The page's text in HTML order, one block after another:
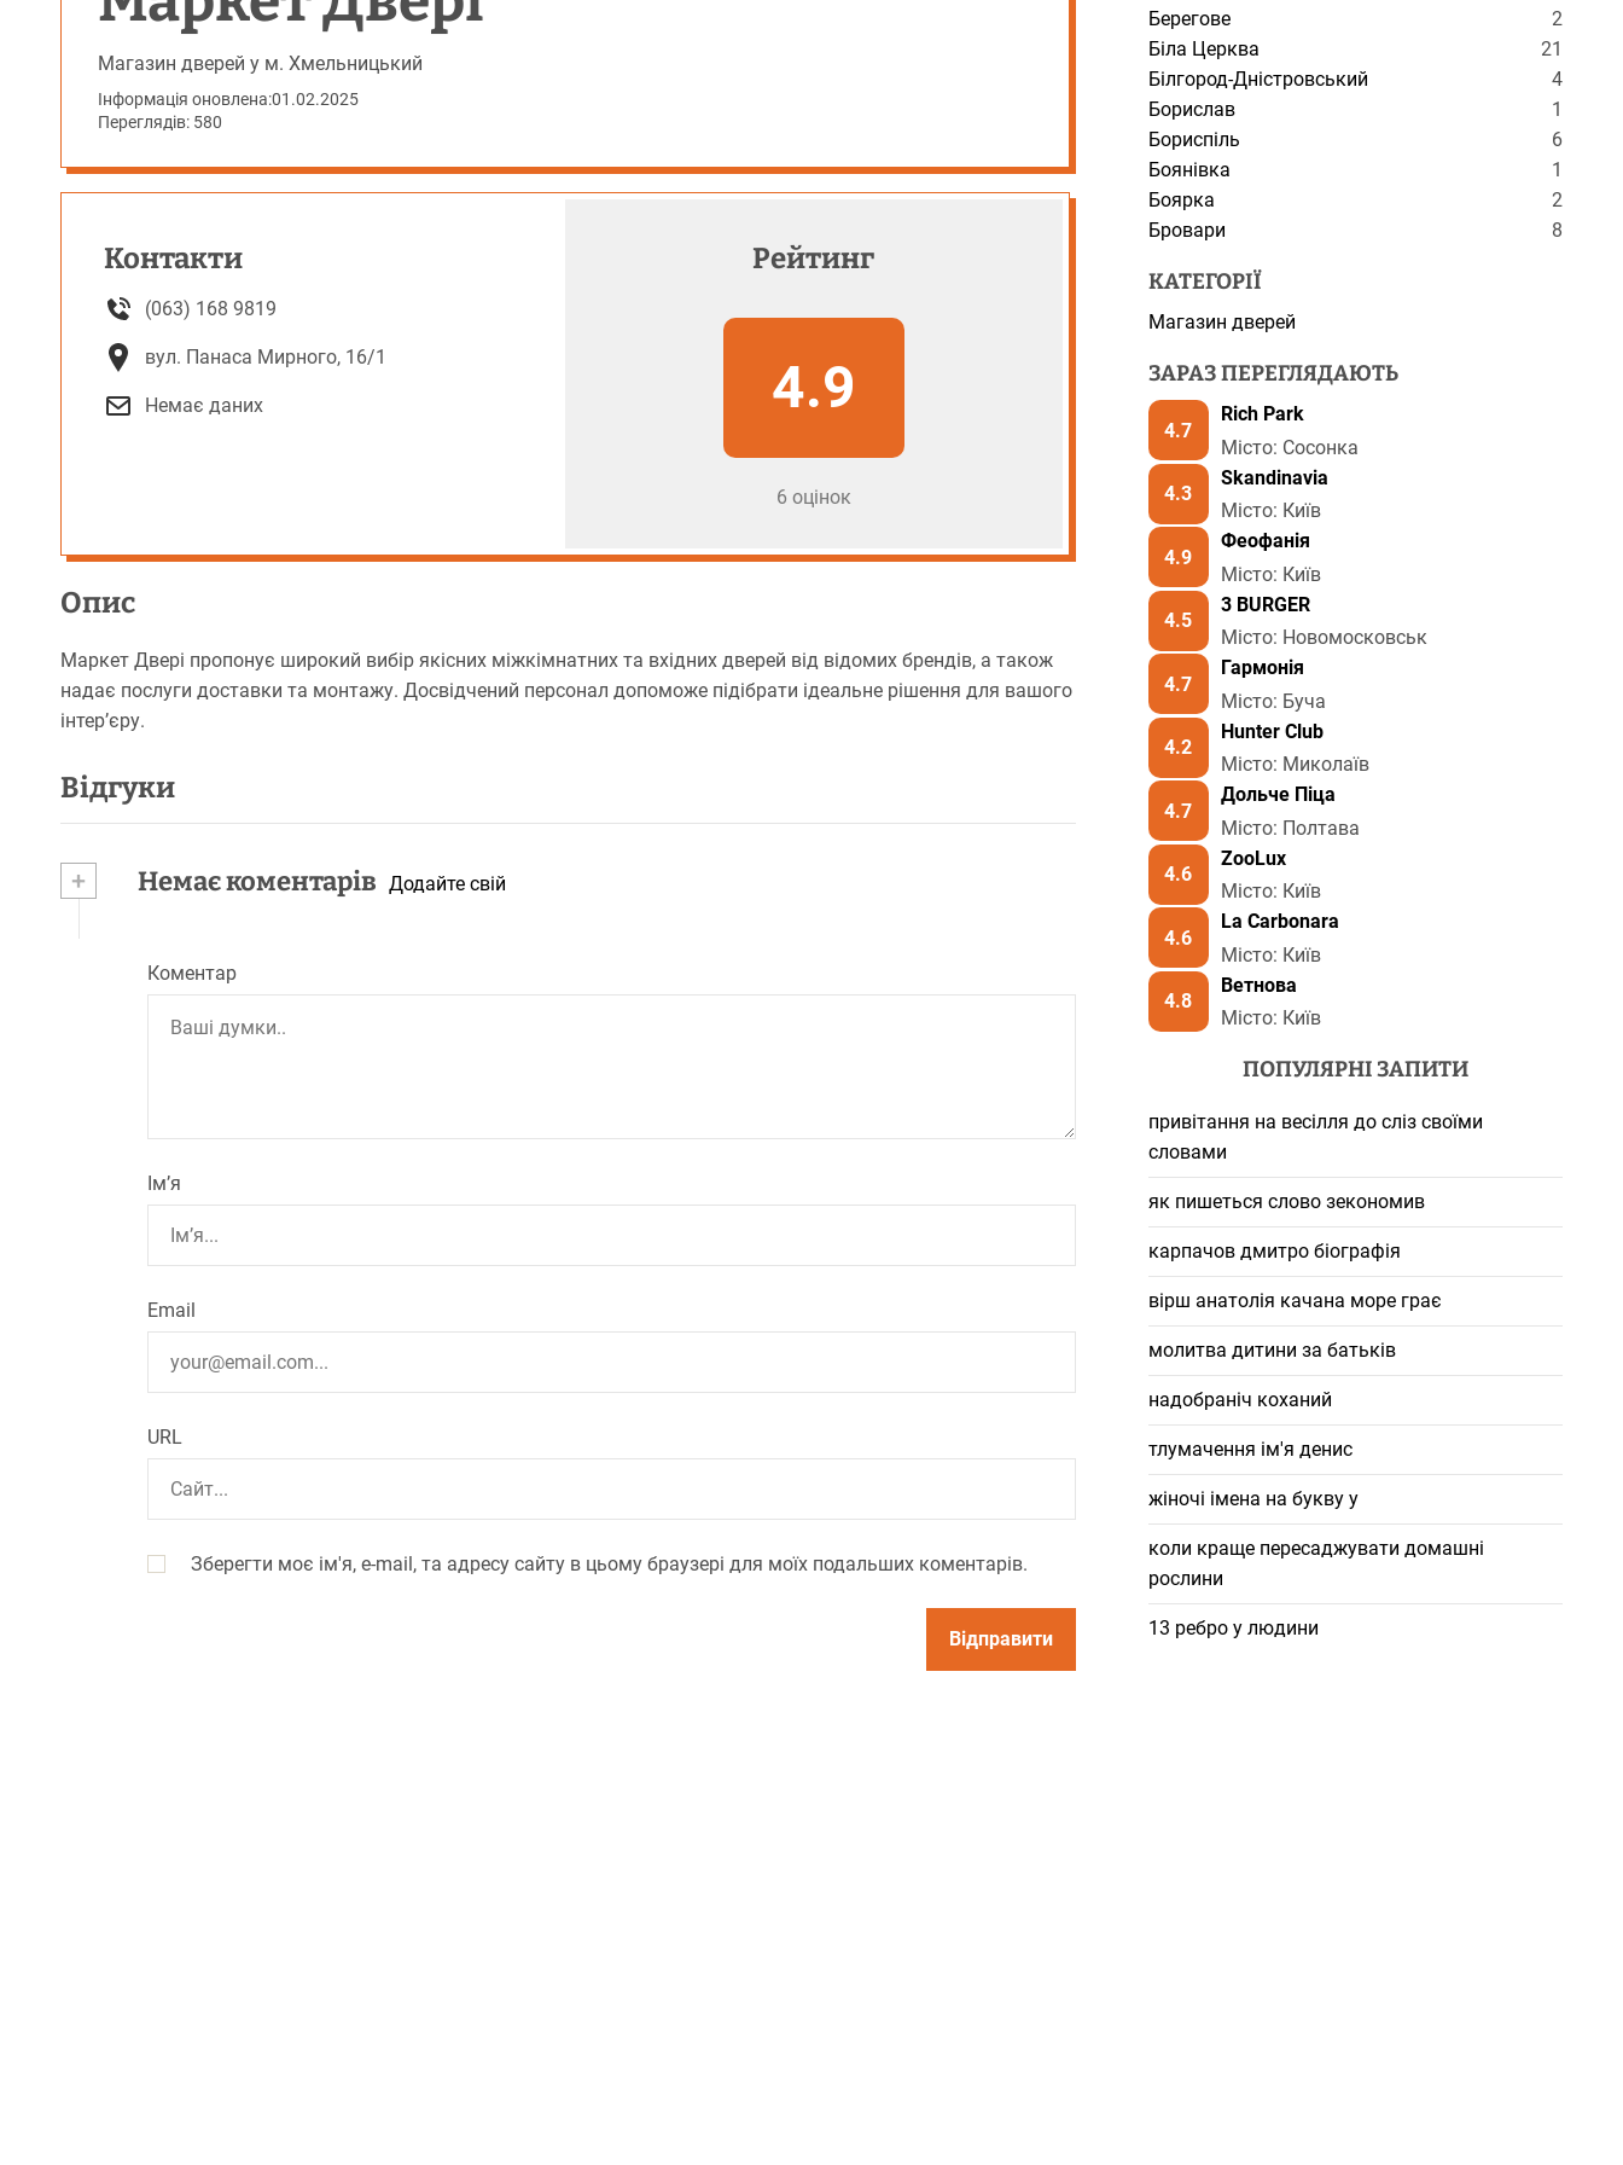
Магазин дверей у м. Хмельницький
Інформація оновлена:01.02.2025
Переглядів: 580
Контакти
(063) 168 9819
вул. Панаса Мирного, 16/1
Немає даних
Рейтинг
4.9
6 оцінок
Опис
Маркет Двері пропонує широкий вибір якісних міжкімнатних та вхідних дверей від відомих брендів, а також
надає послуги доставки та монтажу. Досвідчений персонал допоможе підібрати ідеальне рішення для вашого
інтер’єру.
Відгуки
+ Немає коментарів Додайте свій
Коментар
Ім’я
Email
URL
Зберегти моє ім'я, e-mail, та адресу сайту в цьому браузері для моїх подальших коментарів.
Берегове
2
Біла Церква
21
Білгород-Дністровський
4
Борислав
1
Бориспіль
6
Боянівка
1
Боярка
2
Бровари
8
КАТЕГОРІЇ
Магазин дверей
ЗАРАЗ ПЕРЕГЛЯДАЮТЬ
4.7
Rich Park
Місто: Сосонка
4.3
Skandinavia
Місто: Київ
4.9
Феофанія
Місто: Київ
4.5
3 BURGER
Місто: Новомосковськ
4.7
Гармонія
Місто: Буча
4.2
Hunter Club
Місто: Миколаїв
4.7
Дольче Піца
Місто: Полтава
4.6
ZooLux
Місто: Київ
4.6
La Carbonara
Місто: Київ
4.8
Ветнова
Місто: Київ
ПОПУЛЯРНІ ЗАПИТИ
привітання на весілля до сліз своїми
словами
як пишеться слово зекономив
карпачов дмитро біографія
вірш анатолія качана море грає
молитва дитини за батьків
надобраніч коханий
тлумачення ім'я денис
жіночі імена на букву у
коли краще пересаджувати домашні
рослини
13 ребро у людини